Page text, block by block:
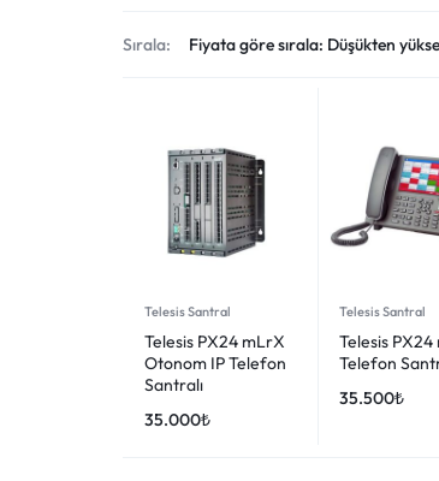
KAMERA
SISTEMLERI
Sırala:
Telesis Santral
Telesis PX24 mLrX
Otonom IP Telefon
Santralı
35.000₺
Telesis Santral
Telesis PX24
Telefon
35.500₺